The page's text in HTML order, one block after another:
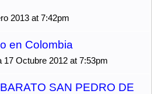
2013 at 7:42pm
en Colombia
17 Octubre 2012 at 7:53pm
SAN PEDRO DE